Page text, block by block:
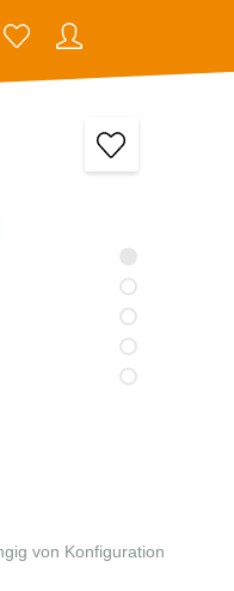
von Konfiguration